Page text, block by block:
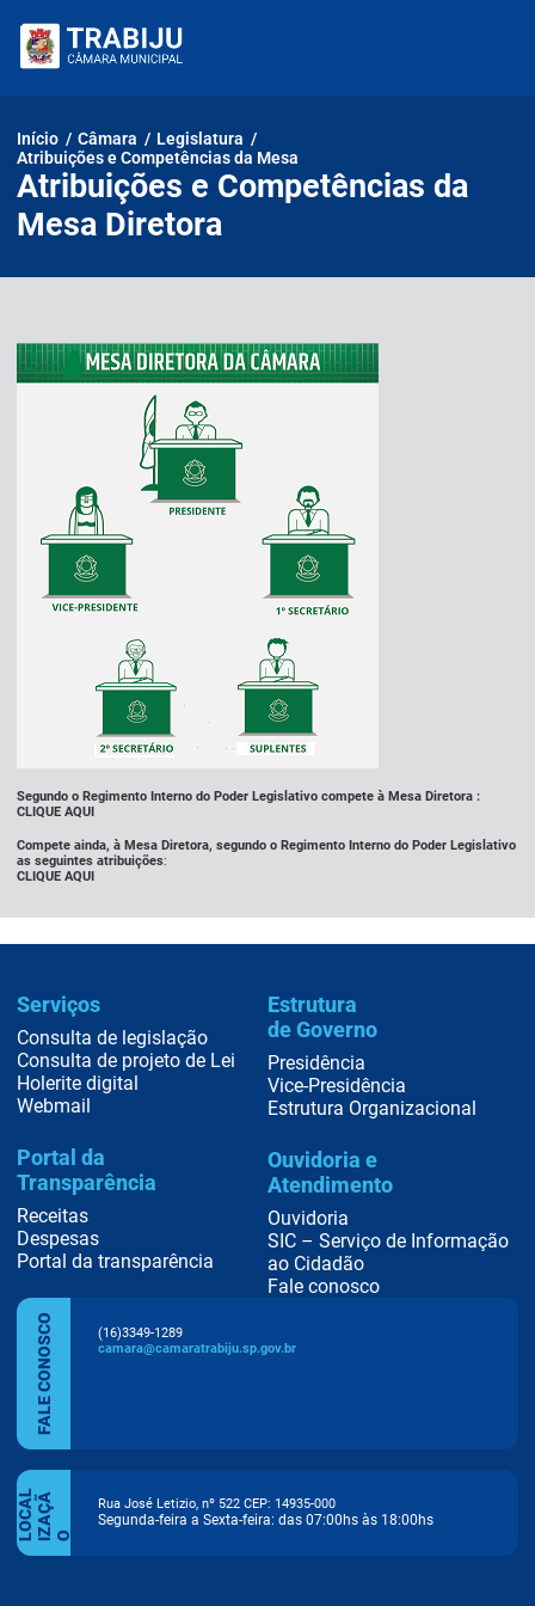
para
conteúdo
Início / Câmara / Legislatura /
Atribuições e Competências da Mesa
Atribuições e Competências da
Mesa Diretora
Segundo o Regimento Interno do Poder Legislativo compete à Mesa Diretora :
CLIQUE AQUI
Compete ainda, à Mesa Diretora, segundo o Regimento Interno do Poder Legislativo
as seguintes atribuições:
CLIQUE AQUI
Serviços
Consulta de legislação
Consulta de projeto de Lei
Holerite digital
Webmail
Portal da
Transparência
Receitas
Despesas
Portal da transparência
Estrutura
de Governo
Presidência
Vice-Presidência
Estrutura Organizacional
Ouvidoria e
Atendimento
Ouvidoria
SIC – Serviço de Informação
ao Cidadão
Fale conosco
FALE CONOSCO
(16)3349-1289
camara@camaratrabiju.sp.gov.br
L
O
C
A
L
I
Z
A
ÇÃ O
Rua José Letizio, nº 522 CEP: 14935-000
Segunda-feira a Sexta-feira: das 07:00hs às 18:00hs